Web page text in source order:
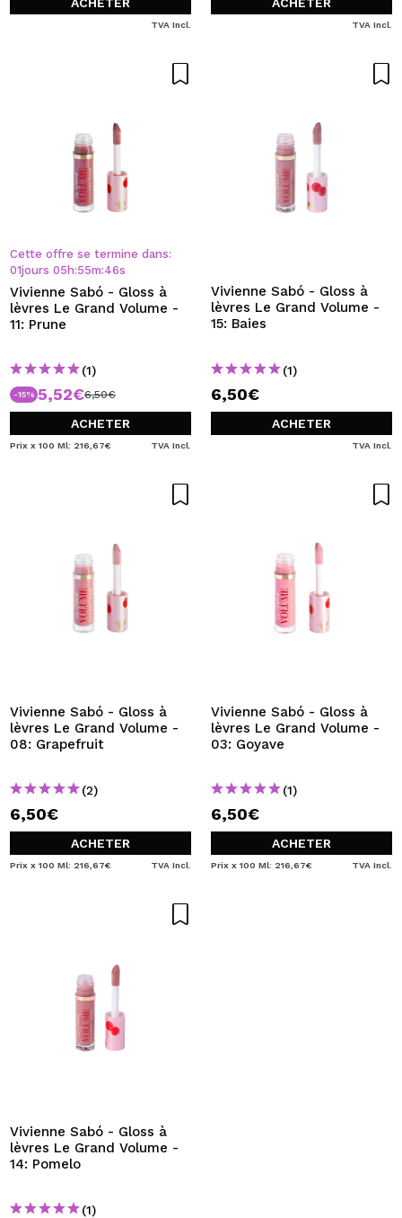
TVA Incl. TVA Incl.
Cette offre se termine dans:
01jours 05 h:55m:46s
Vivienne Sabó - Gloss à
lèvres Le Grand Volume -
11: Prune
(1)
-15% 5,52€6,50€
ACHETER
Prix x 100 Ml: 216,67€ TVA Incl.
Vivienne Sabó - Gloss à
lèvres Le Grand Volume -
15: Baies
(1)
6,50€
ACHETER
TVA Incl.
Vivienne Sabó - Gloss à
lèvres Le Grand Volume -
08: Grapefruit
(2)
6,50€
ACHETER
Prix x 100 Ml: 216,67€ TVA Incl.
Vivienne Sabó - Gloss à
lèvres Le Grand Volume -
03: Goyave
(1)
6,50€
ACHETER
Prix x 100 Ml: 216,67€ TVA Incl.
Vivienne Sabó - Gloss à
lèvres Le Grand Volume -
14: Pomelo
(1)